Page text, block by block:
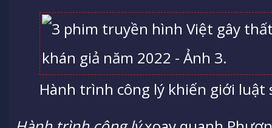
Hành trình công lý khiến giới luật